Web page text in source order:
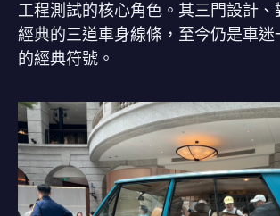
工程測試的核心角色。其三門設計
經典的三道車身線條，至今仍是車迷
的經典符號。